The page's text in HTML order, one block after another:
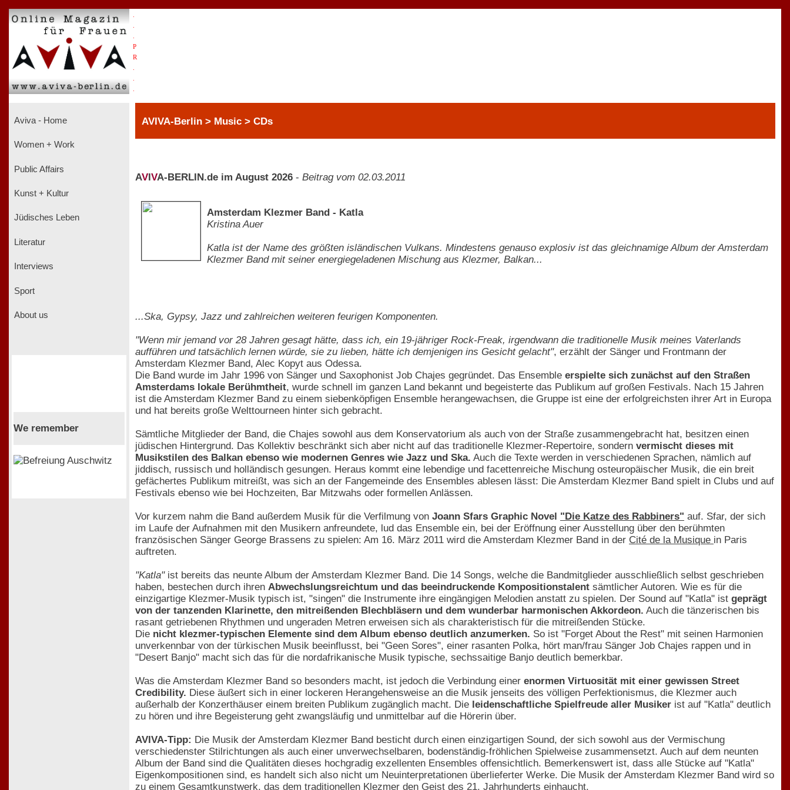
P
R
Aviva - Home
Women + Work
Public Affairs
Kunst + Kultur
Jüdisches Leben
Literatur
Interviews
Sport
About us
We remember
AVIVA-Berlin > Music > CDs
AV VA-BERLIN.de im August 2026 - Beitrag vom 02.03.2011
Amsterdam Klezmer Band - Katla
Kristina Auer
Katla ist der Name des größten isländischen Vulkans. Mindestens genauso explosiv ist das gleichnamige Album der Amsterdam
Klezmer Band mit seiner energiegeladenen Mischung aus Klezmer, Balkan...
...Ska, Gypsy, Jazz und zahlreichen weiteren feurigen Komponenten.
"Wenn mir jemand vor 28 Jahren gesagt hätte, dass ich, ein 19-jähriger Rock-Freak, irgendwann die traditionelle Musik meines Vaterlands
aufführen und tatsächlich lernen würde, sie zu lieben, hätte ich demjenigen ins Gesicht gelacht", erzählt der Sänger und Frontmann der
Amsterdam Klezmer Band, Alec Kopyt aus Odessa.
Die Band wurde im Jahr 1996 von Sänger und Saxophonist Job Chajes gegründet. Das Ensemble erspielte sich zunächst auf den Straßen
Amsterdams lokale Berühmtheit, wurde schnell im ganzen Land bekannt und begeisterte das Publikum auf großen Festivals. Nach 15 Jahren
ist die Amsterdam Klezmer Band zu einem siebenköpfigen Ensemble herangewachsen, die Gruppe ist eine der erfolgreichsten ihrer Art in Europa
und hat bereits große Welttourneen hinter sich gebracht.
Sämtliche Mitglieder der Band, die Chajes sowohl aus dem Konservatorium als auch von der Straße zusammengebracht hat, besitzen einen
jüdischen Hintergrund. Das Kollektiv beschränkt sich aber nicht auf das traditionelle Klezmer-Repertoire, sondern vermischt dieses mit
Musikstilen des Balkan ebenso wie modernen Genres wie Jazz und Ska. Auch die Texte werden in verschiedenen Sprachen, nämlich auf
jiddisch, russisch und holländisch gesungen. Heraus kommt eine lebendige und facettenreiche Mischung osteuropäischer Musik, die ein breit
gefächertes Publikum mitreißt, was sich an der Fangemeinde des Ensembles ablesen lässt: Die Amsterdam Klezmer Band spielt in Clubs und auf
Festivals ebenso wie bei Hochzeiten, Bar Mitzwahs oder formellen Anlässen.
Vor kurzem nahm die Band außerdem Musik für die Verfilmung von Joann Sfars Graphic Novel "Die Katze des Rabbiners" auf. Sfar, der sich
im Laufe der Aufnahmen mit den Musikern anfreundete, lud das Ensemble ein, bei der Eröffnung einer Ausstellung über den berühmten
französischen Sänger George Brassens zu spielen: Am 16. März 2011 wird die Amsterdam Klezmer Band in der Cité de la Musique in Paris
auftreten.
"Katla"ist bereits das neunte Album der Amsterdam Klezmer Band. Die 14 Songs, welche die Bandmitglieder ausschließlich selbst geschrieben
haben, bestechen durch ihren Abwechslungsreichtum und das beeindruckende Kompositionstalent sämtlicher Autoren. Wie es für die
einzigartige Klezmer-Musik typisch ist, "singen" die Instrumente ihre eingängigen Melodien anstatt zu spielen. Der Sound auf "Katla" ist geprägt
von der tanzenden Klarinette, den mitreißenden Blechbläsern und dem wunderbar harmonischen Akkordeon. Auch die tänzerischen bis
rasant getriebenen Rhythmen und ungeraden Metren erweisen sich als charakteristisch für die mitreißenden Stücke.
Die nicht klezmer-typischen Elemente sind dem Album ebenso deutlich anzumerken. So ist "Forget About the Rest" mit seinen Harmonien
unverkennbar von der türkischen Musik beeinflusst, bei "Geen Sores", einer rasanten Polka, hört man/frau Sänger Job Chajes rappen und in
"Desert Banjo" macht sich das für die nordafrikanische Musik typische, sechssaitige Banjo deutlich bemerkbar.
Was die Amsterdam Klezmer Band so besonders macht, ist jedoch die Verbindung einer enormen Virtuosität mit einer gewissen Street
Credibility. Diese äußert sich in einer lockeren Herangehensweise an die Musik jenseits des völligen Perfektionismus, die Klezmer auch
außerhalb der Konzerthäuser einem breiten Publikum zugänglich macht. Die leidenschaftliche Spielfreude aller Musiker ist auf "Katla" deutlich
zu hören und ihre Begeisterung geht zwangsläufig und unmittelbar auf die Hörerin über.
AVIVA-Tipp: Die Musik der Amsterdam Klezmer Band besticht durch einen einzigartigen Sound, der sich sowohl aus der Vermischung
verschiedenster Stilrichtungen als auch einer unverwechselbaren, bodenständig-fröhlichen Spielweise zusammensetzt. Auch auf dem neunten
Album der Band sind die Qualitäten dieses hochgradig exzellenten Ensembles offensichtlich. Bemerkenswert ist, dass alle Stücke auf "Katla"
Eigenkompositionen sind, es handelt sich also nicht um Neuinterpretationen überlieferter Werke. Die Musik der Amsterdam Klezmer Band wird so
zu einem Gesamtkunstwerk, das dem traditionellen Klezmer den Geist des 21. Jahrhunderts einhaucht.